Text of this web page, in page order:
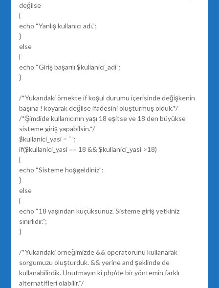
değilse
{
echo “Yanlış kullanıcı adı.”;
}
else
{
echo “Giriş başarılı $kullanici_adi”;
}
/*Yukarıdaki örnekte if koşul durumu içerisinde değişkenin
başına ! koyarak değilse ifadesini oluşturmuş olduk.*/
/*Şimdide kullanıcının yaşı 18 eşitse ve 18 den büyükse
sisteme giriş yapabilsin.*/
$kullanici_yasi = “”;
if($kullanici_yasi == 18 && $kullanici_yasi >18)
{
echo “Sisteme hoşgeldiniz”;
}
else
{
echo “18 yaşından küçüksünüz. Sisteme giriş yetkiniz
sınırlıdır.”;
}
/*Yukarıdaki örneğimizde && operatörünü kullanarak
sorgumuzu oluşturduk. && yerine and şeklinde de
kullanabilirdik. Unutmayın ki php’de bir yöntemin farklı
alternatifleri olabilir.*/